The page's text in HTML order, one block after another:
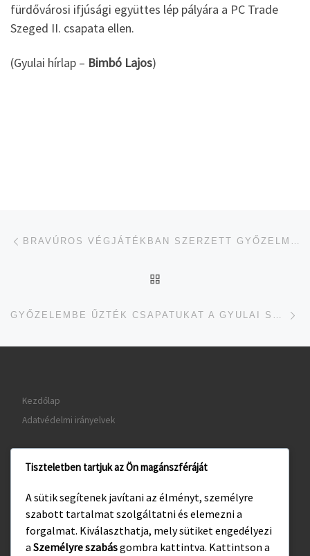
fürdővárosi ifjúsági együttes lép pályára a PC Trade
Szeged II. csapata ellen.
(Gyulai hírlap – Bimbó Lajos)
Navigálás a bejegyzések között BRAVÚROS VÉGJÁTÉKBAN SZERZETT GYŐZELMET A RICZU-CSAPAT
GYŐZELEMBE ŰZTÉK CSAPATUKAT A GYULAI SZURKOLÓK
Kezdőlap
Adatvédelmi irányelvek
www.visitgyula.com
www.gyulakult.hu
Tiszteletben tartjuk az Ön magánszféráját
A sütik segítenek javítani az élményt, személyre
szabott tartalmat szolgáltatni és elemezni a
forgalmat. Kiválaszthatja, mely sütiket engedélyezi
a Személyre szabásgombra kattintva. Kattintson a